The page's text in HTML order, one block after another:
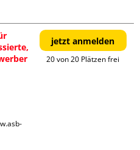
jetzt anmelden
20 von 20 Plätzen frei